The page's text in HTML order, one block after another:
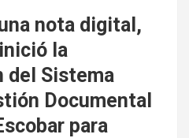
nota digital,
la
del Sistema
Documental
para